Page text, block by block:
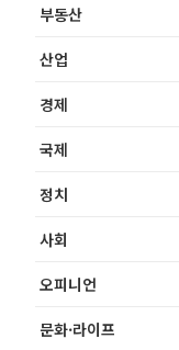
부동산
산업
경제
국제
정치
사회
오피니언
문화·라이프